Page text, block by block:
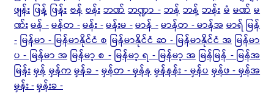
ဖျန်း ဖြန့် ဖြန်း ဗန် ဗန်း ဘဏ် ဘဏ္ဍာ - ဘန် ဘန့် ဘန်း မံ မဏ် မ
ဏ်းမန် -မန်တ -မန်း -မန်းမ -မာန် -မာန်တ - မာန်အမာရ် မြန်
- မြန်မာ - မြန်မာနိုင်ငံ စ မြန်မာနိုင်ငံ ဆ - မြန်မာနိုင်ငံ အ မြန်မာ
ပ - မြန်မာ အ မြန်မာ့ စ - မြန်မာ့ ရ - မြန်မာ့ အ မြန်မြန် - မြန်အ
မြန်းမှန်မှန်ကမှန်ခ -မှန်တ - မှန်နမှန်နန်း - မှန်ပမှန်ဖ - မှန်အ
မှန်း -မှန်းခ -